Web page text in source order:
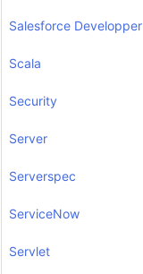
Salesforce Developper
Scala
Security
Server
Serverspec
ServiceNow
Servlet